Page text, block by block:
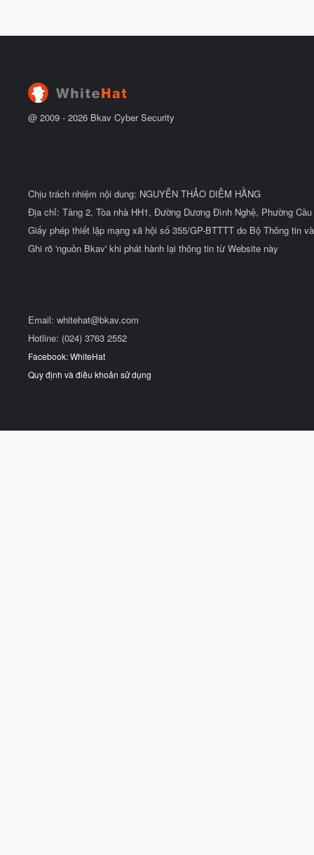
@ 2009 - 2026 Bkav Cyber Security
Chịu trách nhiệm nội dung: NGUYỄN THẢO DIỄM HẰNG
Địa chỉ: Tầng 2, Tòa nhà HH1, Đường Dương Đình Nghệ, Phường
Giấy phép thiết lập mạng xã hội số 355/GP-BTTTT do Bộ Thông tin
Ghi rõ 'nguồn Bkav' khi phát hành lại thông tin từ Website này
Email: whitehat@bkav.com
Hotline: (024) 3763 2552
Facebook: WhiteHat
Quy định và điều khoản sử dụng